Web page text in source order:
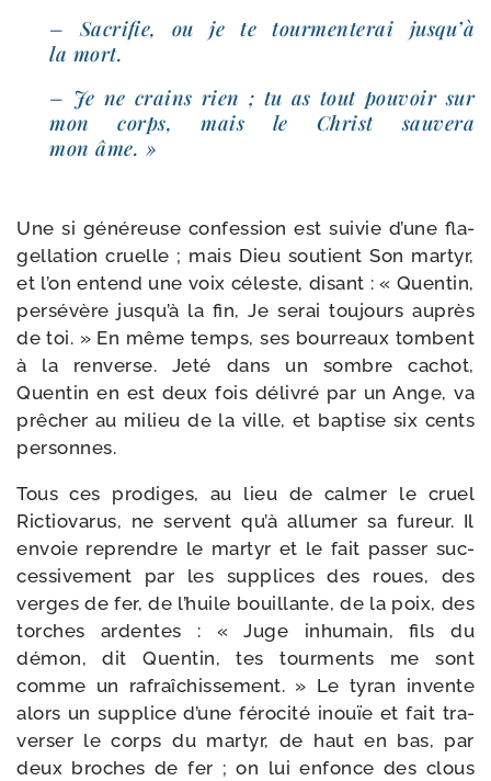
– Sacrifie, ou je te tour­men­te­rai jus­qu’à
la mort.
– Je ne crains rien ; tu as tout pou­voir sur
mon corps, mais le Christ sau­ve­ra
mon âme. »
Une si géné­reuse confes­sion est sui­vie d’une fla­
gel­la­tion cruelle ; mais Dieu sou­tient Son mar­tyr,
et l’on entend une voix céleste, disant : « Quentin,
per­sé­vère jus­qu’à la fin, Je serai tou­jours auprès
de toi. » En même temps, ses bour­reaux tombent
à la ren­verse. Jeté dans un sombre cachot,
Quentin en est deux fois déli­vré par un Ange, va
prê­cher au milieu de la ville, et bap­tise six cents
personnes.
Tous ces pro­diges, au lieu de cal­mer le cruel
Rictiovarus, ne servent qu’à allu­mer sa fureur. Il
envoie reprendre le mar­tyr et le fait pas­ser suc­
ces­si­ve­ment par les sup­plices des roues, des
verges de fer, de l’huile bouillante, de la poix, des
torches ardentes : « Juge inhu­main, fils du
démon, dit Quentin, tes tour­ments me sont
comme un rafraî­chis­se­ment. » Le tyran invente
alors un sup­plice d’une féro­ci­té inouïe et fait tra­
ver­ser le corps du mar­tyr, de haut en bas, par
deux broches de fer ; on lui enfonce des clous